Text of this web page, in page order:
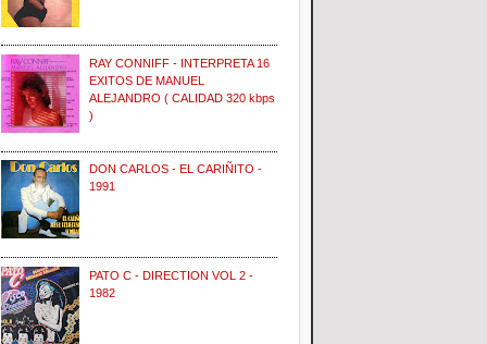
RAY CONNIFF - INTERPRETA 16
EXITOS DE MANUEL
ALEJANDRO ( CALIDAD 320 kbps
)
DON CARLOS - EL CARIÑITO -
1991
PATO C - DIRECTION VOL 2 -
1982